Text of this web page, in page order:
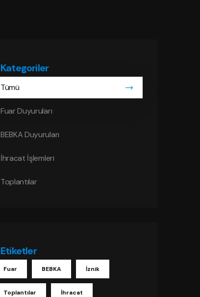
Kategoriler
Tümü
Fuar Duyuruları
BEBKA Duyuruları
İhracat İşlemleri
Toplantılar
Etiketler
Fuar BEBKA İznik
Toplantılar İhracat